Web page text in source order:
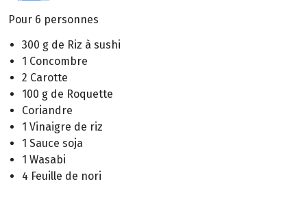
Pour 6 personnes
300 g de Riz à sushi
1 Concombre
2 Carotte
100 g de Roquette
Coriandre
1 Vinaigre de riz
1 Sauce soja
1 Wasabi
4 Feuille de nori